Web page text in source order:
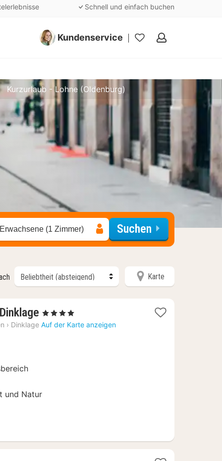
Schnell und einfach buchen
Kundenservice
Meine
Kurzurlaub - Lohne (Oldenburg)
(1 Zimmer) Suchen
Karte
2
Nächte
, 4 Sterne
› Dinklage Auf der Karte anzeigen
und Natur